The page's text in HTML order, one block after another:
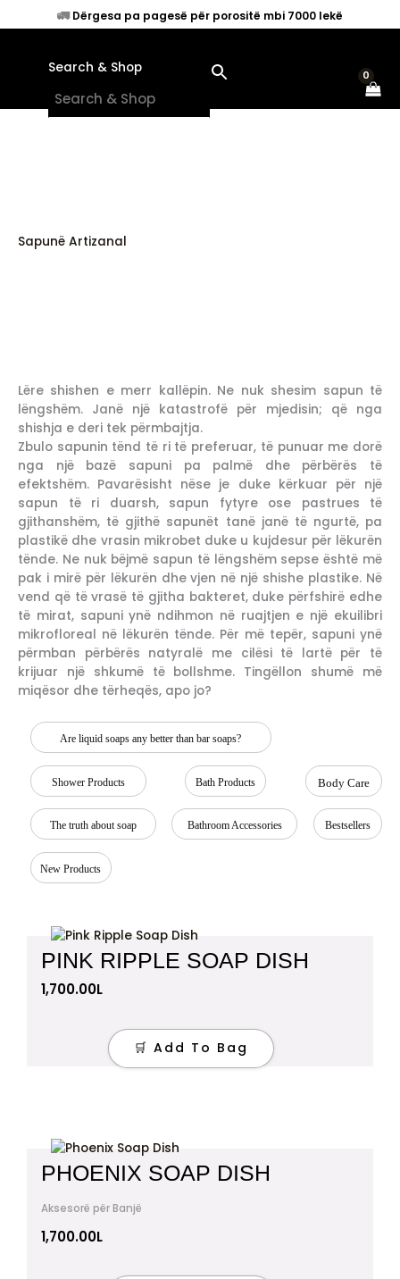
to
🚛Dërgesa pa pagesë për porositë mbi 7000 lekë
Search & Shop
Sapunë Artizanal
Lëre shishen e merr kallëpin. Ne nuk shesim sapun të
lëngshëm. Janë një katastrofë për mjedisin; që nga
shishja e deri tek përmbajtja.
Zbulo sapunin tënd të ri të preferuar, të punuar me dorë
nga një bazë sapuni pa palmë dhe përbërës të
efektshëm. Pavarësisht nëse je duke kërkuar për një
sapun të ri duarsh, sapun fytyre ose pastrues të
gjithanshëm, të gjithë sapunët tanë janë të ngurtë, pa
plastikë dhe vrasin mikrobet duke u kujdesur për lëkurën
tënde. Ne nuk bëjmë sapun të lëngshëm sepse është më
pak i mirë për lëkurën dhe vjen në një shishe plastike. Në
vend që të vrasë të gjitha bakteret, duke përfshirë edhe
të mirat, sapuni ynë ndihmon në ruajtjen e një ekuilibri
mikrofloreal në lëkurën tënde. Për më tepër, sapuni ynë
përmban përbërës natyralë me cilësi të lartë për të
krijuar një shkumë të bollshme. Tingëllon shumë më
miqësor dhe tërheqës, apo jo?
Are liquid soaps any better than bar soaps?
Shower Products Bath Products Body Care
The truth about soap Bathroom Accessories Bestsellers
New Products
PINK RIPPLE SOAP DISH
1,700.00L
🛒 Add To Bag
PHOENIX SOAP DISH
Aksesorë për Banjë
1,700.00L